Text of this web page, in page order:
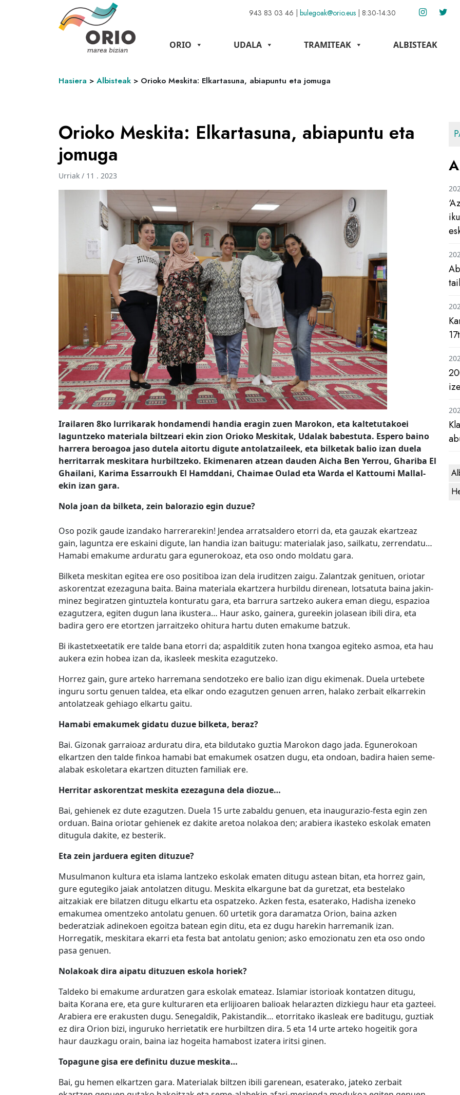
943 83 03 46 | bulegoak@orio.eus | 8:30-14:30
ORIO UDALA TRAMITEAK ALBISTEAK
Hasiera > Albisteak > Orioko Meskita: Elkartasuna, abiapuntu eta jomuga
Orioko Meskita: Elkartasuna, abiapuntu eta
jomuga
Urriak / 11 . 2023
Irailaren 8ko lurrikarak hondamendi handia eragin zuen Marokon, eta kaltetutakoei
laguntzeko materiala biltzeari ekin zion Orioko Meskitak, Udalak babestuta. Espero baino
harrera beroagoa jaso dutela aitortu digute antolatzaileek, eta bilketak balio izan duela
herritarrak meskitara hurbiltzeko. Ekimenaren atzean dauden Aicha Ben Yerrou, Ghariba El
Ghailani, Karima Essarroukh El Hamddani, Chaimae Oulad eta Warda el Kattoumi Mallal-
ekin izan gara.
Nola joan da bilketa, zein balorazio egin duzue?
Oso pozik gaude izandako harrerarekin! Jendea arratsaldero etorri da, eta gauzak ekartzeaz
gain, laguntza ere eskaini digute, lan handia izan baitugu: materialak jaso, sailkatu, zerrendatu…
Hamabi emakume arduratu gara egunerokoaz, eta oso ondo moldatu gara.
Bilketa meskitan egitea ere oso positiboa izan dela iruditzen zaigu. Zalantzak genituen, oriotar
askorentzat ezezaguna baita. Baina materiala ekartzera hurbildu direnean, lotsatuta baina jakin-
minez begiratzen gintuztela konturatu gara, eta barrura sartzeko aukera eman diegu, espazioa
ezagutzera, egiten dugun lana ikustera… Haur asko, gainera, gureekin jolasean ibili dira, eta
badira gero ere etortzen jarraitzeko ohitura hartu duten emakume batzuk.
Bi ikastetxeetatik ere talde bana etorri da; aspalditik zuten hona txangoa egiteko asmoa, eta hau
aukera ezin hobea izan da, ikasleek meskita ezagutzeko.
Horrez gain, gure arteko harremana sendotzeko ere balio izan digu ekimenak. Duela urtebete
inguru sortu genuen taldea, eta elkar ondo ezagutzen genuen arren, halako zerbait elkarrekin
antolatzeak gehiago elkartu gaitu.
Hamabi emakumek gidatu duzue bilketa, beraz?
Bai. Gizonak garraioaz arduratu dira, eta bildutako guztia Marokon dago jada. Egunerokoan
elkartzen den talde finkoa hamabi bat emakumek osatzen dugu, eta ondoan, badira haien seme-
alabak eskoletara ekartzen dituzten familiak ere.
Herritar askorentzat meskita ezezaguna dela diozue…
Bai, gehienek ez dute ezagutzen. Duela 15 urte zabaldu genuen, eta inaugurazio-festa egin zen
orduan. Baina oriotar gehienek ez dakite aretoa nolakoa den; arabiera ikasteko eskolak ematen
ditugula dakite, ez besterik.
Eta zein jarduera egiten dituzue?
Musulmanon kultura eta islama lantzeko eskolak ematen ditugu astean bitan, eta horrez gain,
gure egutegiko jaiak antolatzen ditugu. Meskita elkargune bat da guretzat, eta bestelako
aitzakiak ere bilatzen ditugu elkartu eta ospatzeko. Azken festa, esaterako, Hadisha izeneko
emakumea omentzeko antolatu genuen. 60 urtetik gora daramatza Orion, baina azken
bederatziak adinekoen egoitza batean egin ditu, eta ez dugu harekin harremanik izan.
Horregatik, meskitara ekarri eta festa bat antolatu genion; asko emozionatu zen eta oso ondo
pasa genuen.
Nolakoak dira aipatu dituzuen eskola horiek?
Taldeko bi emakume arduratzen gara eskolak emateaz. Islamiar istorioak kontatzen ditugu,
baita Korana ere, eta gure kulturaren eta erlijioaren balioak helarazten dizkiegu haur eta gazteei.
Arabiera ere erakusten dugu. Senegaldik, Pakistandik… etorritako ikasleak ere baditugu, guztiak
ez dira Orion bizi, inguruko herrietatik ere hurbiltzen dira. 5 eta 14 urte arteko hogeitik gora
haur dauzkagu orain, baina iaz hogeita hamabost izatera iritsi ginen.
Topagune gisa ere definitu duzue meskita…
Bai, gu hemen elkartzen gara. Materialak biltzen ibili garenean, esaterako, jateko zerbait